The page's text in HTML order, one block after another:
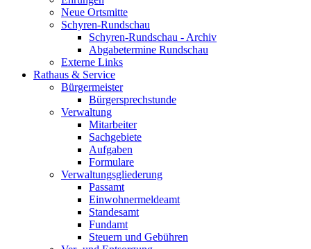
Neue Ortsmitte
Schyren-Rundschau
Schyren-Rundschau - Archiv
Abgabetermine Rundschau
Externe Links
Rathaus & Service
Bürgermeister
Bürgersprechstunde
Verwaltung
Mitarbeiter
Sachgebiete
Aufgaben
Formulare
Verwaltungsgliederung
Passamt
Einwohnermeldeamt
Standesamt
Fundamt
Steuern und Gebühren